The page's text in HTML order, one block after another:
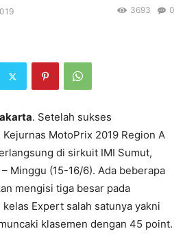
0
3693
. Setelah sukses
MotoPrix 2019 Region A
di sirkuit IMI Sumut,
Minggu (15-16/6). Ada beberapa
mengisi tiga besar pada
Expert salah satunya yakni
klasemen dengan 45 point.